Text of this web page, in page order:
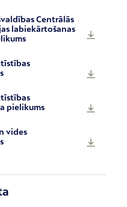
Centrālās
labiekārtošanas
pielikums
vides